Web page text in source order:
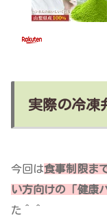
実際の冷凍
今回は食事制限ま
い方向けの「健康
た＾＾